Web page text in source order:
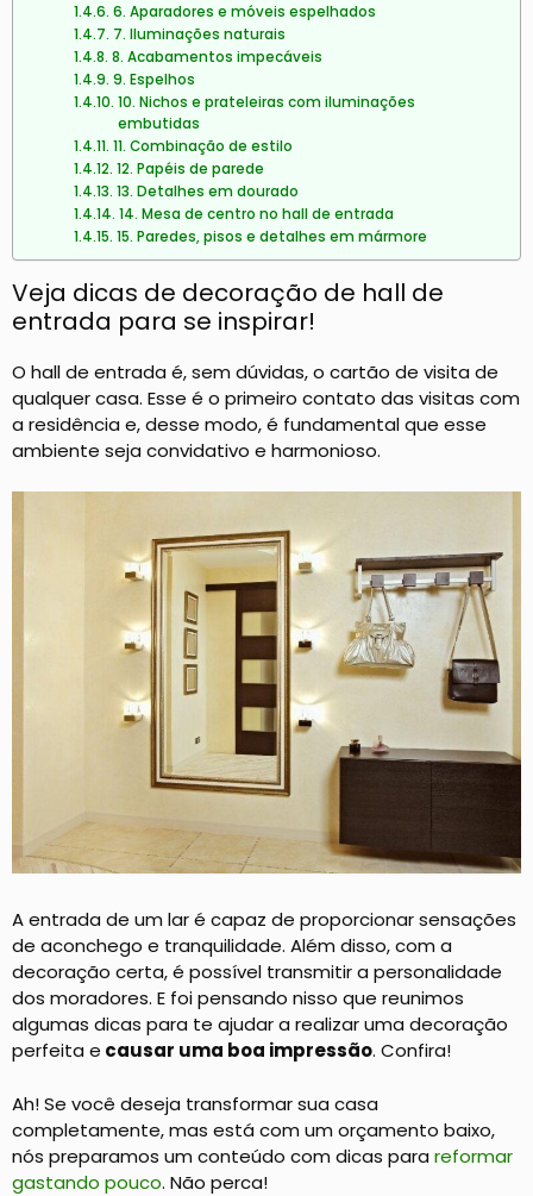
6. Aparadores e móveis espelhados
7. Iluminações naturais
8. Acabamentos impecáveis
9. Espelhos
10. Nichos e prateleiras com iluminações
embutidas
11. Combinação de estilo
12. Papéis de parede
13. Detalhes em dourado
14. Mesa de centro no hall de entrada
15. Paredes, pisos e detalhes em mármore
Veja dicas de decoração de hall de
entrada para se inspirar!
O hall de entrada é, sem dúvidas, o cartão de visita de
qualquer casa. Esse é o primeiro contato das visitas com
a residência e, desse modo, é fundamental que esse
ambiente seja convidativo e harmonioso.
A entrada de um lar é capaz de proporcionar sensações
de aconchego e tranquilidade. Além disso, com a
decoração certa, é possível transmitir a personalidade
dos moradores. E foi pensando nisso que reunimos
algumas dicas para te ajudar a realizar uma decoração
perfeita e causar uma boa impressão. Confira!
Ah! Se você deseja transformar sua casa
completamente, mas está com um orçamento baixo,
nós preparamos um conteúdo com dicas para reformar
gastando pouco. Não perca!